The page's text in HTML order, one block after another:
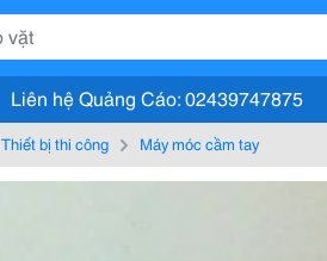
Liên hệ Quảng Cáo: 02439747875
Thiết bị thi công Máy móc cầm tay